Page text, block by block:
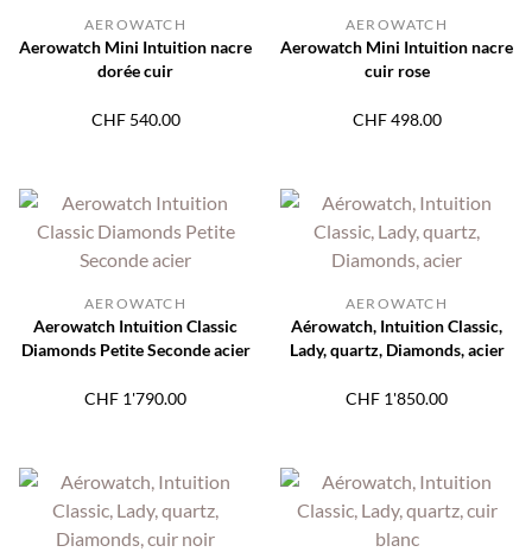
Aerowatch Mini Intuition nacre
dorée cuir
AEROWATCH
CHF540.00
Aerowatch Mini Intuition nacre
cuir rose
AEROWATCH
CHF498.00
Aerowatch Intuition Classic
Diamonds Petite Seconde acier
AEROWATCH
CHF 1'790.00
Aérowatch, Intuition Classic,
Lady, quartz, Diamonds, acier
AEROWATCH
CHF 1'850.00